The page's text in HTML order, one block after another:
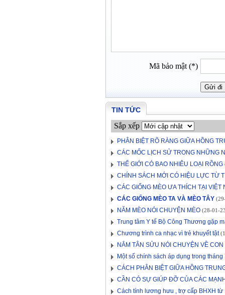
Mã bảo mật (*)
TIN TỨC
Sắp xếp
PHÂN BIỆT RÕ RÀNG GIỮA HỒNG
CÁC MỐC LỊCH SỬ TRONG NHỮNG
THẾ GIỚI CÓ BAO NHIÊU LOẠI RỒNG
CHÍNH SÁCH MỚI CÓ HIỆU LỰC TỪ
CÁC GIỐNG MÈO ƯA THÍCH TẠI VIỆT
CÁC GIỐNG MÈO TA VÀ MÈO TÂY
NĂM MÈO NÓI CHUYỆN MÈO (28-01-
Trung tâm Y tế Bộ Công Thương gặp
Chương trình ca nhạc vì trẻ khuyết tật
NẮM TÂN SỬU NÓI CHUYỆN VỀ CON
Một số chính sách áp dụng trong
CÁCH PHÂN BIỆT GIỮA HỒNG
CẦN CÓ SỰ GIÚP ĐỠ CỦA CÁC
Cách tính lương hưu , trợ cấp BHXH từ